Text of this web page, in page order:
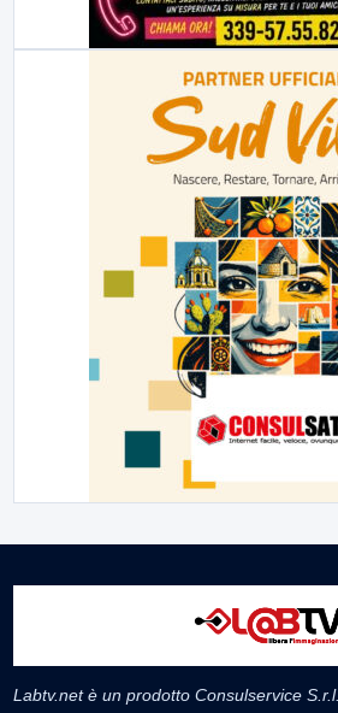
Labtv.net è un prodotto Consulservice S.r.l.